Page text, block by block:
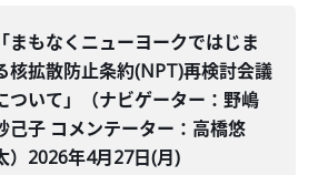
「まもなくニューヨークではじま
核拡散防止条約(NPT)再検討会議
ついて」（ナビゲーター：野嶋
己子 コメンテーター：高橋悠
）2026年4月27日(月)